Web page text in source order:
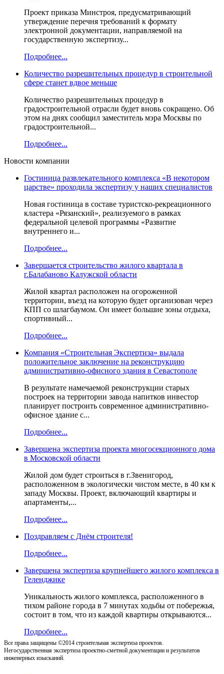
Проект приказа Минстроя, предусматривающий
утверждение перечня требований к формату
электронной документации, направляемой на
государственную экспертизу...
Подробнее...
Количество разрешительных процедур в строительной
сфере станет вдвое меньше
Количество разрешительных процедур в
градостроительной отрасли будет вновь сокращено. Об
этом на днях сообщил заместитель мэра Москвы по
градостроительной...
Подробнее...
Новости компании
Гостиница развлекательного комплекса «В некотором
царстве» проходила экспертизу у наших специалистов
Новая гостиница в составе туристско-рекреационного
кластера «Рязанский», реализуемого в рамках
федеральной целевой программы «Развитие
внутреннего и...
Подробнее...
Завершается строительство жилого квартала в
г.Балабаново Калужской области
Жилой квартал расположен на огороженной
территории, въезд на которую будет организован через
КПП со шлагбаумом. Он имеет большие зоны отдыха,
спортивный...
Подробнее...
Компания «Строительная Экспертиза» выдала
положительное заключение на реконструкцию
административно-офисного здания в Севастополе
В результате намечаемой реконструкции старых
построек на территории завода напитков инвестор
планирует построить современное административно-
офисное здание с...
Подробнее...
Завершена экспертиза проекта многосекционного дома
в Московской области
Жилой дом будет строиться в г.Звенигород,
расположенном в экологически чистом месте, в 40 км к
западу Москвы. Проект, включающий квартиры и
апартаменты,...
Подробнее...
Поздравляем с Днём строителя!
Подробнее...
Завершена экспертиза крупнейшего жилого комплекса в
Геленджике
Уникальность жилого комплекса, расположенного в
тихом районе города в 7 минутах ходьбы от побережья,
состоит в том, что из каждой квартиры открываются...
Подробнее...
Все права защищены ©2014 строительная экспертиза проектов.
Негосударственная экспертиза проектно-сметной документации и результатов
инженерных изысканий.